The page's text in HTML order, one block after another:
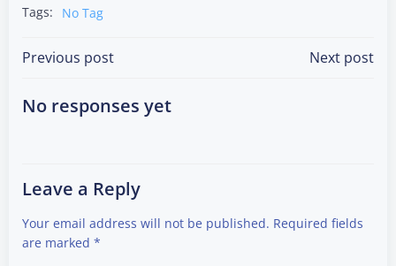
Tags:
No Tag
Post
navigation
Previous post Next post
No responses yet
Leave a Reply
Your email address will not be published. Required fields
are marked *